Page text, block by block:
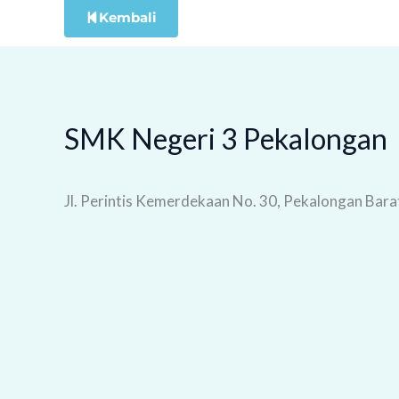
Kembali
SMK Negeri 3 Pekalongan
Jl. Perintis Kemerdekaan No. 30, Pekalongan